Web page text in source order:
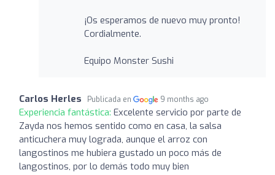
¡Os esperamos de nuevo muy pronto!
Cordialmente.
Equipo Monster Sushi
Carlos Herles Publicada en 9 months ago
Experiencia fantástica: Excelente servicio por parte de
Zayda nos hemos sentido como en casa, la salsa
anticuchera muy lograda, aunque el arroz con
langostinos me hubiera gustado un poco más de
langostinos, por lo demás todo muy bien